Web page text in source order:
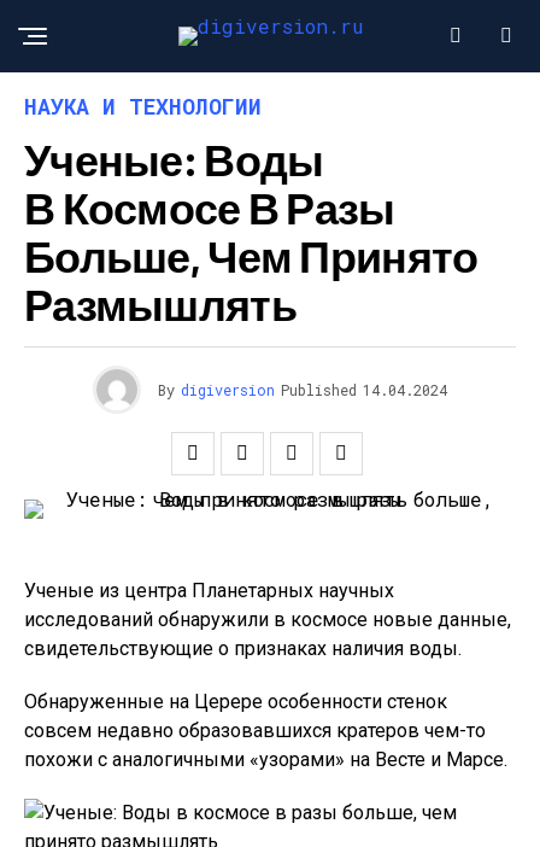
НАУКА И ТЕХНОЛОГИИ
Ученые: Воды
В Космосе В Разы
Больше, Чем Принято
Размышлять
By digiversion Published 14.04.2024
Ученые из центра Планетарных научных
исследований обнаружили в космосе новые данные,
свидетельствующие о признаках наличия воды.
Обнаруженные на Церере особенности стенок
совсем недавно образовавшихся кратеров чем-то
похожи с аналогичными «узорами» на Весте и Марсе.